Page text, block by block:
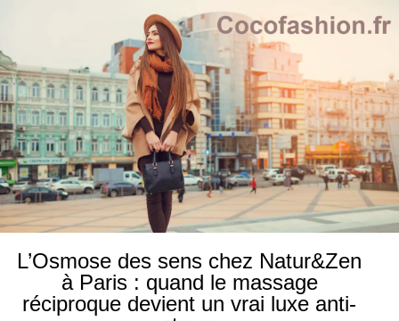
L’Osmose des sens chez Natur&Zen
à Paris : quand le massage
réciproque devient un vrai luxe anti-